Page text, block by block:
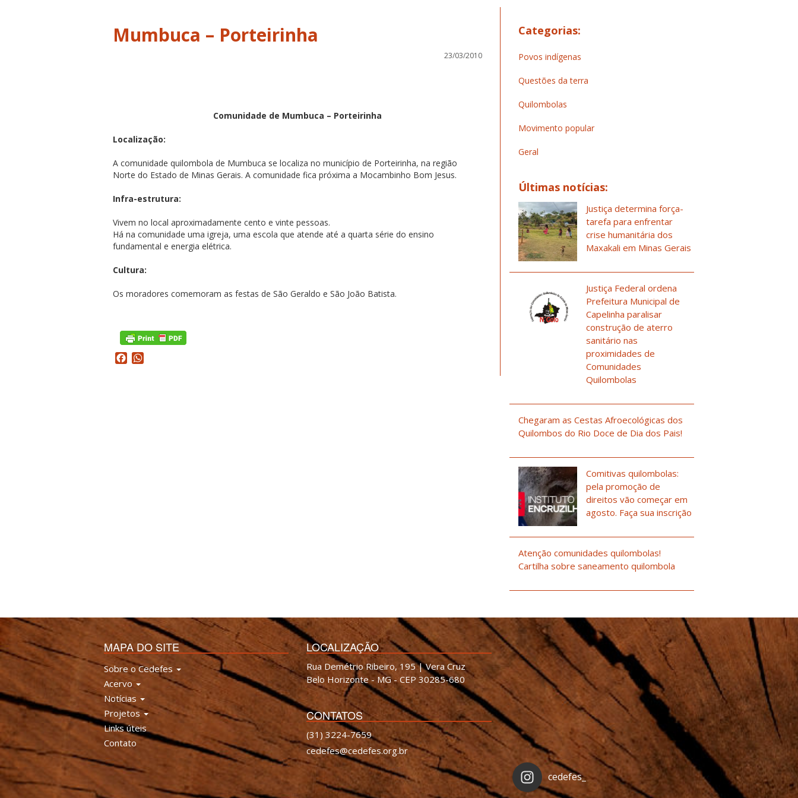
Mumbuca – Porteirinha
23/03/2010
Comunidade de Mumbuca – Porteirinha
Localização:
A comunidade quilombola de Mumbuca se localiza no município de Porteirinha, na região
Norte do Estado de Minas Gerais. A comunidade fica próxima a Mocambinho Bom Jesus.
Infra-estrutura:
Vivem no local aproximadamente cento e vinte pessoas.
Há na comunidade uma igreja, uma escola que atende até a quarta série do ensino
fundamental e energia elétrica.
Cultura:
Os moradores comemoram as festas de São Geraldo e São João Batista.
Facebook
Categorias:
Povos indígenas
Questões da terra
Quilombolas
Movimento popular
Geral
Últimas notícias:
Justiça determina força-
tarefa para enfrentar
crise humanitária dos
Maxakali em Minas Gerais
Justiça Federal ordena
Prefeitura Municipal de
Capelinha paralisar
construção de aterro
sanitário nas
proximidades de
Comunidades
Quilombolas
Chegaram as Cestas Afroecológicas dos
Quilombos do Rio Doce de Dia dos Pais!
Comitivas quilombolas:
pela promoção de
direitos vão começar em
agosto. Faça sua inscrição
Atenção comunidades quilombolas!
Cartilha sobre saneamento quilombola
MAPA DO SITE
Sobre o Cedefes
Acervo
Notícias
Projetos
Links úteis
Contato
LOCALIZAÇÃO
Rua Demétrio Ribeiro, 195 | Vera Cruz
Belo Horizonte - MG - CEP 30285-680
CONTATOS
(31) 3224-7659
cedefes@cedefes.org.br
cedefes_